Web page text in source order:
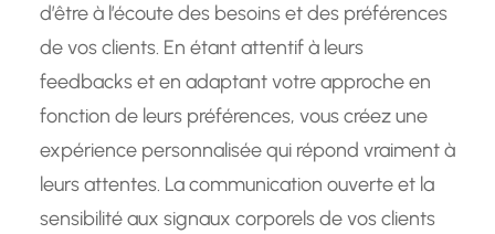
d’être à l’écoute des besoins et des préférences
de vos clients. En étant attentif à leurs
feedbacks et en adaptant votre approche en
fonction de leurs préférences, vous créez une
expérience personnalisée qui répond vraiment à
leurs attentes. La communication ouverte et la
sensibilité aux signaux corporels de vos clients